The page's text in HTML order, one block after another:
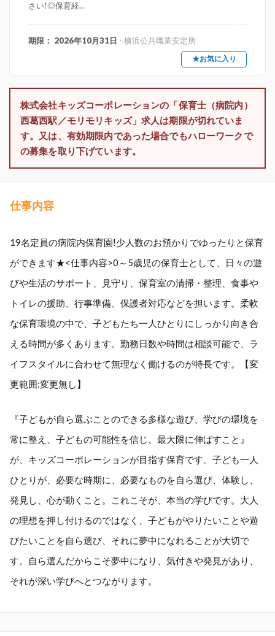
さい!◎保育経...
期限： 2026年10月31日 - 横浜公共職業安定所
★お気に入り
株式会社キッズコーポレーションの「保育士（病院内）
西葛西駅／モリモリキッズ」求人は期限が切れていま
す。又は、有効期限内であった場合でもハローワークで
の募集を取り下げています。
仕事内容
19名定員の病院内保育園!少人数のお預かりでゆったりと保育
ができます★<仕事内容>0～5歳児の保育士として、日々の遊
びや生活のサポート、見守り、保育室の清掃・整理、食事や
トイレの援助、行事準備、保護者対応などを担います。柔軟
な保育環境の中で、子どもたち一人ひとりにしっかり向き合
える時間が多くあります。勤務日数や時間は相談可能で、ラ
イフスタイルに合わせて無理なく働けるのが特長です。【変
更範囲:変更無し】
『子どもが自ら選ぶことのできる多様な遊び、学びの環境を
常に整え、子どもの可能性を信じ、最大限に伸ばすこと』
が、キッズコーポレーションが目指す保育です。子ども一人
ひとりが、必要な時期に、必要なものを自ら選び、体験し、
発見し、心が動くこと。これこそが、本当の学びです。大人
の理想を押し付けるのではなく、子どもがやりたいことや遊
びたいことを自ら選び、それに夢中になれることが大切で
す。自ら選んだからこそ夢中になり、気付きや発見があり、
それが深い学びへとつながります。